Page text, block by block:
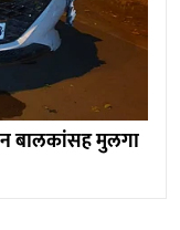
बालकांसह मुलगा